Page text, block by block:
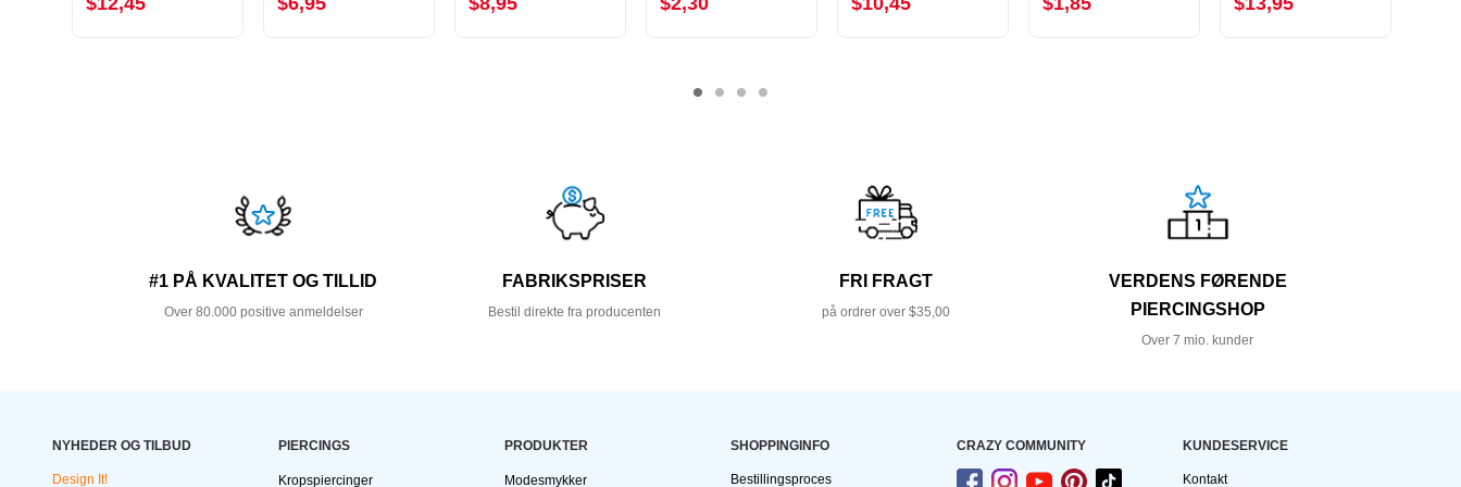
#1 PÅ KVALITET OG TILLID
Over 80.000 positive anmeldelser
FABRIKSPRISER
Bestil direkte fra producenten
FRI FRAGT
på ordrer over $35,00
VERDENS FØRENDE
PIERCINGSHOP
Over 7 mio. kunder
NYHEDER OG TILBUD
Design It!
PIERCINGS
Kropspiercinger
PRODUKTER
Modesmykker
SHOPPINGINFO
Bestillingsproces
CRAZY COMMUNITY KUNDESERVICE
Kontakt